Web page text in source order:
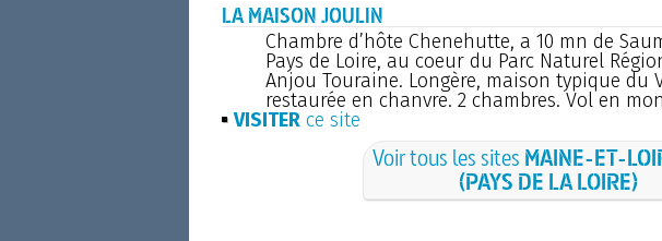
LA MAISON JOULIN
Chambre d’hôte Chenehutte, a 10 mn de
Pays de Loire, au coeur du Parc Naturel
Anjou Touraine. Longère, maison typique du
restaurée en chanvre. 2 chambres. Vol en
VISITERce site
Voir tous les sites MAINE-ET-
(PAYS DE LA LOIRE)